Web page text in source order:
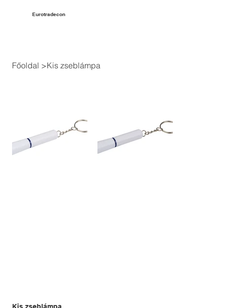
Eurotradecon
Főoldal >Kis zseblámpa